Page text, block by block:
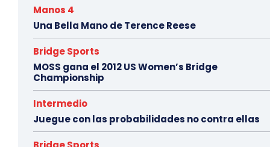
Manos 4
Una Bella Mano de Terence Reese
Bridge Sports
MOSS gana el 2012 US Women’s Bridge
Championship
Intermedio
Juegue con las probabilidades no contra ellas